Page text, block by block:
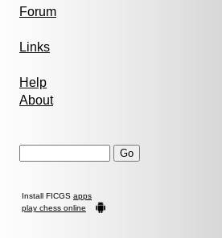
Forum
Links
Help
About
Install FICGS apps
play chess online